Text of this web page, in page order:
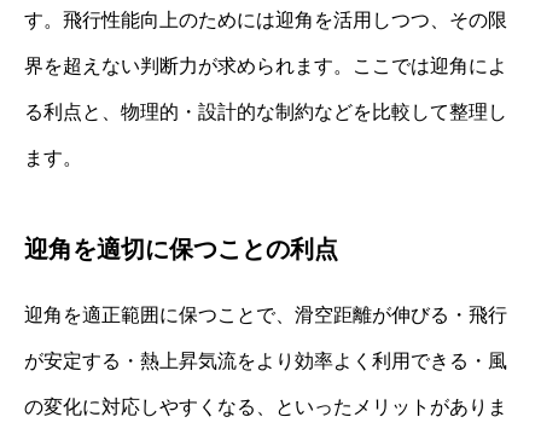
す。飛行性能向上のためには迎角を活用しつつ、その限
界を超えない判断力が求められます。ここでは迎角によ
る利点と、物理的・設計的な制約などを比較して整理し
ます。
迎角を適切に保つことの利点
迎角を適正範囲に保つことで、滑空距離が伸びる・飛行
が安定する・熱上昇気流をより効率よく利用できる・風
の変化に対応しやすくなる、といったメリットがありま